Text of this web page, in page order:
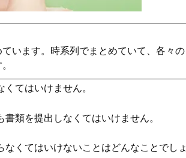
います。時系列でまとめていて、各々の
てはいけません。
類を提出しなくてはいけません。
くてはいけないことはどんなことでしょ